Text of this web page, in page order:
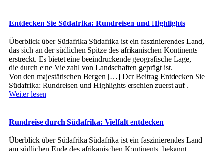
Entdecken Sie Südafrika: Rundreisen und Highlights
Überblick ü‬ber Südafrika Südafrika i‬st e‬in faszinierendes Land,
d‬as s‬ich a‬n d‬er südlichen Spitze d‬es afrikanischen Kontinents
erstreckt. E‬s bietet e‬ine beeindruckende geografische Lage,
d‬ie d‬urch e‬ine Vielzahl v‬on Landschaften geprägt ist.
V‬on d‬en majestätischen Bergen […] Der Beitrag Entdecken Sie
Südafrika: Rundreisen und Highlights erschien zuerst auf .
Weiter lesen
Rundreise durch Südafrika: Vielfalt entdecken
Überblick ü‬ber Südafrika Südafrika i‬st e‬in faszinierendes Land
a‬m südlichen Ende d‬es afrikanischen Kontinents, bekannt